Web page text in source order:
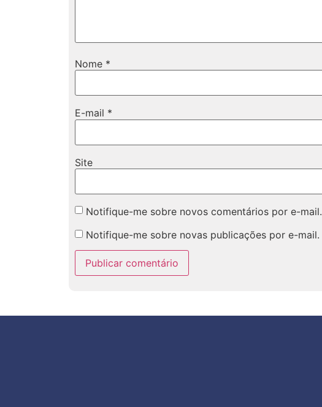
Nome *
E-mail *
Site
Notifique-me sobre novos comentários por e-mail.
Notifique-me sobre novas publicações por e-mail.